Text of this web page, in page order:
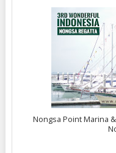
Nongsa Point Marina